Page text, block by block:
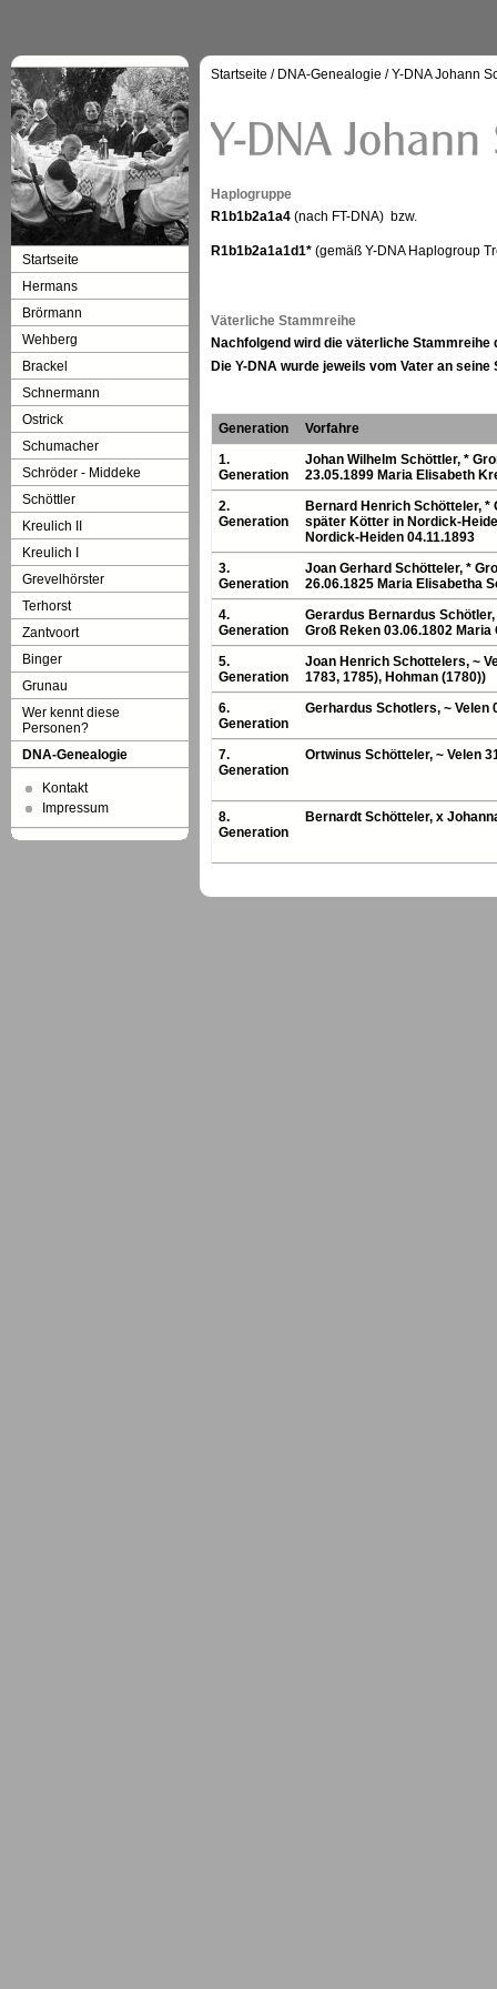
Startseite
Hermans
Brörmann
Wehberg
Brackel
Schnermann
Ostrick
Schumacher
Schröder - Middeke
Schöttler
Kreulich II
Kreulich I
Grevelhörster
Terhorst
Zantvoort
Binger
Grunau
Wer kennt diese
Personen?
DNA-Genealogie
Kontakt
Impressum
Startseite / DNA-Genealogie /Y-DNA Johann
Haplogruppe
R1b1b2a1a4 (nach FT-DNA) bzw.
R1b1b2a1a1d1* (gemäß Y-DNA Haplogroup
Väterliche Stammreihe
Nachfolgend wird die väterliche Stammreihe
Die Y-DNA wurde jeweils vom Vater an seine
Generation
Vorfahre
1.
Generation
Johan Wilhelm Schöttler, *
23.05.1899 Maria Elisabeth
2.
Generation
Bernard Henrich Schötteler, *
später Kötter in Nordick-
Nordick-Heiden 04.11.1893
3.
Generation
Joan Gerhard Schötteler, *
26.06.1825 Maria Elisabetha
4.
Generation
Gerardus Bernardus Schötler,
Groß Reken 03.06.1802
5.
Generation
Joan Henrich Schottelers, ~
1783, 1785), Hohman (1780))
6.
Generation
Gerhardus Schotlers, ~ Velen
7.
Generation
Ortwinus Schötteler, ~ Velen
8.
Generation
Bernardt Schötteler, x